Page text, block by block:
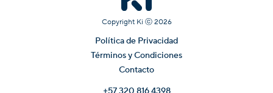
Copyright Ki ⓒ 2026
Política de Privacidad
Términos y Condiciones
Contacto